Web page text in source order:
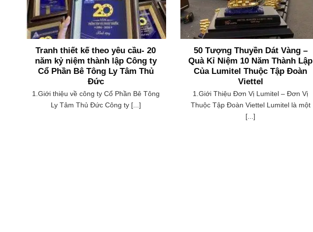
Tranh thiết kế theo yêu cầu- 20
năm kỷ niệm thành lập Công ty
Cổ Phần Bê Tông Ly Tâm Thủ
Đức
1.Giới thiệu về công ty Cổ Phần Bê Tông
Ly Tâm Thủ Đức Công ty [...]
50 Tượng Thuyền Dát Vàng –
Quà Kỉ Niệm 10 Năm Thành Lập
Của Lumitel Thuộc Tập Đoàn
Viettel
1.Giới Thiệu Đơn Vị Lumitel – Đơn Vị
Thuộc Tập Đoàn Viettel Lumitel là một
[...]